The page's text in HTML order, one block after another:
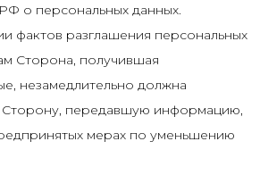
о персональных данных.
фактов разглашения персональных
Сторона, получившая
незамедлительно должна
передавшую информацию,
мерах по уменьшению